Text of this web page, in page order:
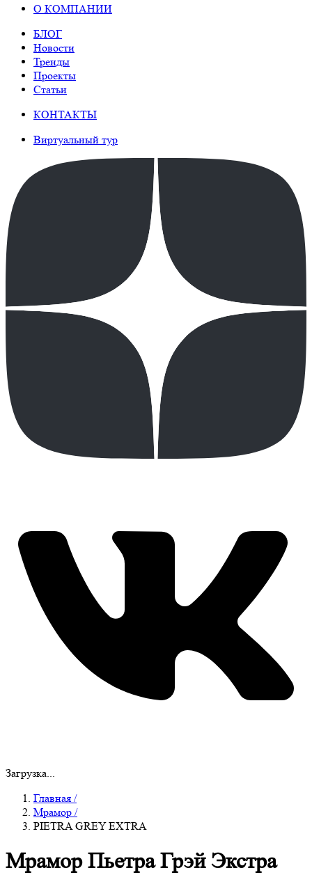
О КОМПАНИИ
БЛОГ
Новости
Тренды
Проекты
Статьи
КОНТАКТЫ
Виртуальный тур
Загрузка...
Главная /
Мрамор /
PIETRA GREY EXTRA
Мрамор Пьетра Грэй Экстра